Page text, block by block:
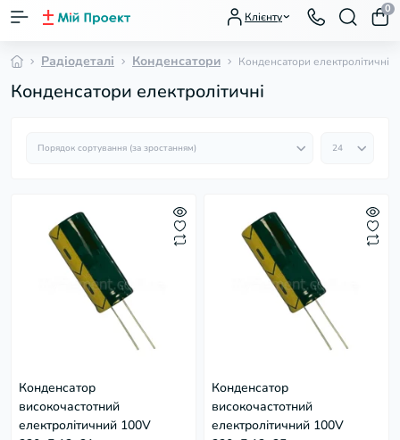
Клієнту
0
Радіодеталі Конденсатори Конденсатори електролітичні
Конденсатори електролітичні
Конденсатор
високочастотний
електролітичний 100V
Конденсатор
високочастотний
електролітичний 100V